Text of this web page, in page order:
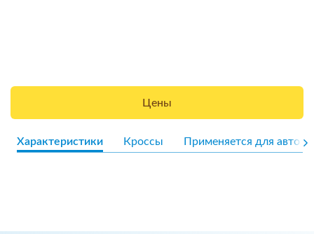
Цены
Характеристики Кроссы Применяется для авто